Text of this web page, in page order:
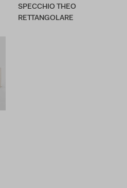
SPECCHIO THEO
RETTANGOLARE